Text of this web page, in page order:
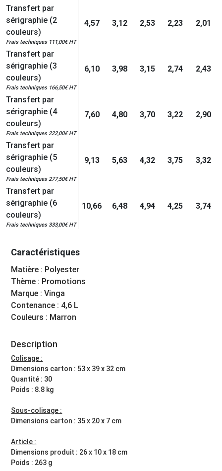
Transfert par
sérigraphie (2
couleurs)
Frais techniques 111,00€ HT
4,57 3,12 2,53 2,23 2,01
Transfert par
sérigraphie (3
couleurs)
Frais techniques 166,50€ HT
6,10 3,98 3,15 2,74 2,43
Transfert par
sérigraphie (4
couleurs)
Frais techniques 222,00€ HT
7,60 4,80 3,70 3,22 2,90
Transfert par
sérigraphie (5
couleurs)
Frais techniques 277,50€ HT
9,13 5,63 4,32 3,75 3,32
Transfert par
sérigraphie (6
couleurs)
Frais techniques 333,00€ HT
10,66 6,48 4,94 4,25 3,74
Caractéristiques
Matière : Polyester
Thème : Promotions
Marque : Vinga
Contenance : 4,6 L
Couleurs : Marron
Description
Colisage :
Dimensions carton : 53 x 39 x 32 cm
Quantité : 30
Poids : 8.8 kg
Sous-colisage :
Dimensions carton : 35 x 20 x 7 cm
Article :
Dimensions produit : 26 x 10 x 18 cm
Poids : 263 g